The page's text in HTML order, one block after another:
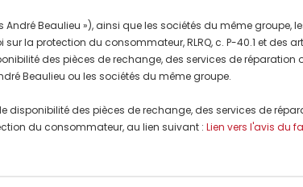
Beaulieu »), ainsi que les sociétés du même groupe,
la protection du consommateur, RLRQ, c. P-40.1 et des
des pièces de rechange, des services de
Beaulieu ou les sociétés du même groupe.
des pièces de rechange, des services de
du consommateur, au lien suivant : Lien vers l'avis du